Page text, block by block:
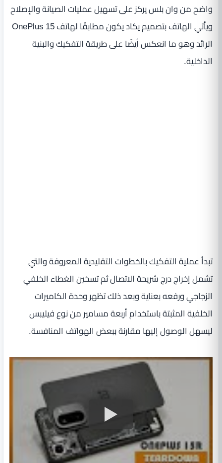
واضح من وان بلس يركز على تسهيل عمليات الصيانة والإصلاح
ويأتي الهاتف بتصميم يكاد يكون مطابقًا لهاتف OnePlus 15
الرائد وهو ما انعكس أيضًا على طريقة التفكيك والبنية
الداخلية.
تبدأ عملية التفكيك بالخطوات التقليدية المعروفة والتي
تشمل إخراج درج شريحة الاتصال ثم تسخين الغطاء الخلفي
الزجاجي ورفعه بعناية وبعد ذلك تظهر وحدة الكاميرات
الخلفية المثبتة باستخدام أربعة مسامير من نوع فيليبس
ليسهل الوصول إليها مقارنة ببعض الهواتف المنافسة.